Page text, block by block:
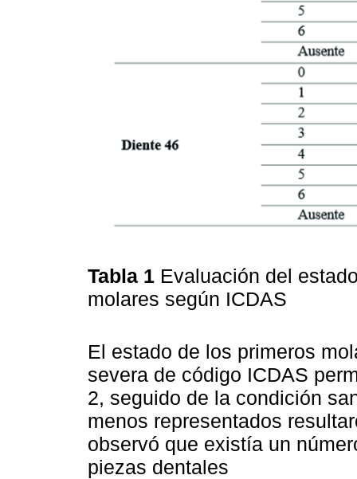
Tabla 1 Evaluación del
molares según ICDAS
El estado de los primeros
severa de código ICDAS
2, seguido de la condición
menos representados
observó que existía un
piezas dentales